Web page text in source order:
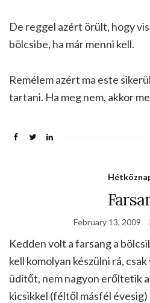
De reggel azért örült, hogy
bölcsibe, ha már menni kell.
Remélem azért ma este
tartani. Ha meg nem, akkor
February 13, 2009
Kedden volt a farsang a
kell komolyan készülni rá,
üdítőt, nem nagyon erőltetik a
kicsikkel (féltől másfél